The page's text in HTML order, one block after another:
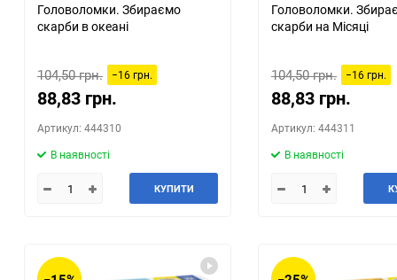
Головоломки. Збираємо
скарби в океані
104,50 грн. −16 грн.
88,83 грн.
Артикул: 444310
В наявності
КУПИТИ
Головоломки.
скарби на Місяці
104,50 грн. −16 грн.
88,83 грн.
Артикул: 444311
В наявності